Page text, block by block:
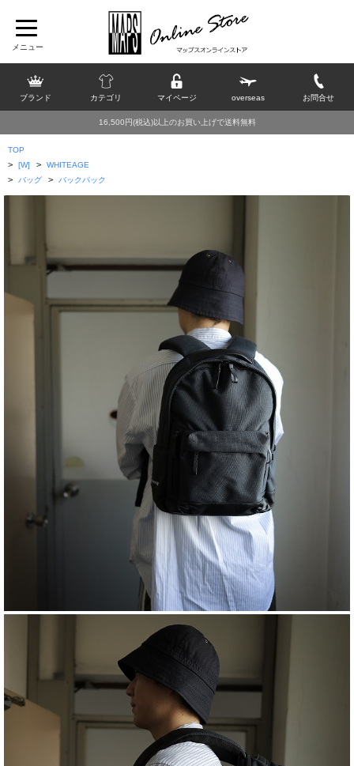
ブランド カテゴリ マイページ overseas お問合せ
16,500円(税込)以上のお買い上げで送料無料
TOP
> [W] > WHITEAGE
> バッグ > バックパック